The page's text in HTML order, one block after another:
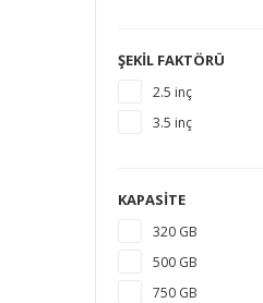
ŞEKIL FAKTÖRÜ
2.5 inç
3.5 inç
KAPASITE
320 GB
500 GB
750 GB